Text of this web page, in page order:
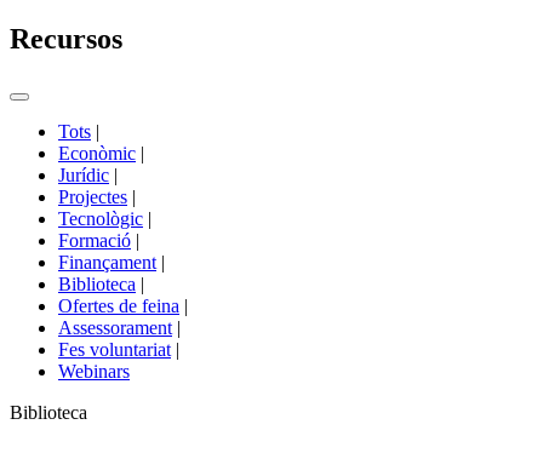
Recursos
Commutador
portals
Tots |
Econòmic |
Jurídic |
Projectes |
Tecnològic |
Formació |
Finançament |
Biblioteca |
Ofertes de feina |
Assessorament |
Fes voluntariat |
Webinars
Biblioteca